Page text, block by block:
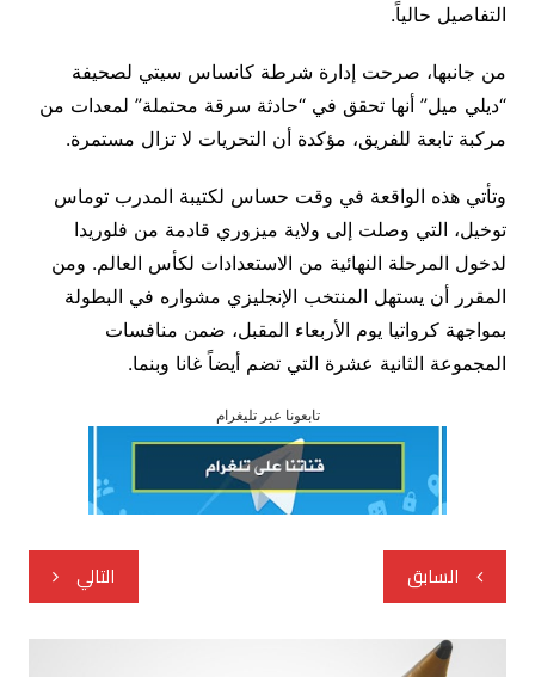
التفاصيل حالياً.
من جانبها، صرحت إدارة شرطة كانساس سيتي لصحيفة
“ديلي ميل” أنها تحقق في “حادثة سرقة محتملة” لمعدات من
مركبة تابعة للفريق، مؤكدة أن التحريات لا تزال مستمرة.
وتأتي هذه الواقعة في وقت حساس لكتيبة المدرب توماس
توخيل، التي وصلت إلى ولاية ميزوري قادمة من فلوريدا
لدخول المرحلة النهائية من الاستعدادات لكأس العالم. ومن
المقرر أن يستهل المنتخب الإنجليزي مشواره في البطولة
بمواجهة كرواتيا يوم الأربعاء المقبل، ضمن منافسات
المجموعة الثانية عشرة التي تضم أيضاً غانا وبنما.
تابعونا عبر تليغرام
تصفّح
المقالات
السابق التالي